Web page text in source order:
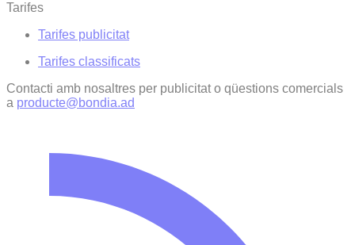
Tarifes
Tarifes publicitat
Tarifes classificats
Contacti amb nosaltres per publicitat o qüestions comercials
a producte@bondia.ad